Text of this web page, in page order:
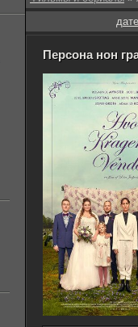
дате
Персона нон